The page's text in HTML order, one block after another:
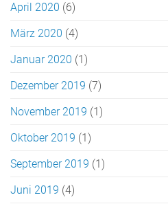
April 2020 (6)
März 2020 (4)
Januar 2020 (1)
Dezember 2019 (7)
November 2019 (1)
Oktober 2019 (1)
September 2019 (1)
Juni 2019 (4)